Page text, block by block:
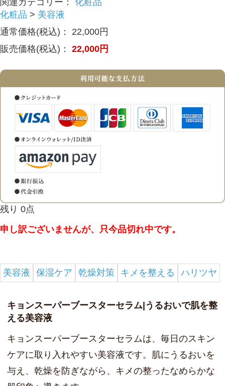
関連カテゴリー：
化粧品
化粧品 > 美容液
通常価格(税込)：
22,000円
販売価格(税込)：
22,000 円
残り 0点
申し訳ございませんが、只今品切れ中です。
美容液 保湿ケア 乾燥対策 キメを整える ハリツヤ
キョンスーパーブースターセラム|うるおいで肌を整
える美容液
キョンスーパーブースターセラムは、毎日のスキン
ケアに取り入れやすい美容液です。肌にうるおいを
与え、乾燥を防ぎながら、キメの整ったなめらかな